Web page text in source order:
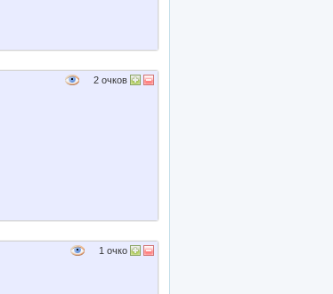
2 очков
1 очко